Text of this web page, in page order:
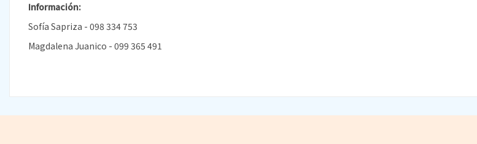
Información:
Sofía Sapriza - 098 334 753
Magdalena Juanico - 099 365 491